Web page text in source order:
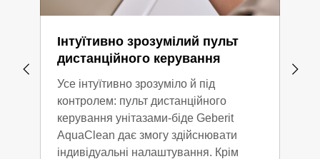
Інтуїтивно зрозумілий пульт
дистанційного керування
Усе інтуїтивно зрозуміло й під
контролем: пульт дистанційного
керування унітазами-біде Geberit
AquaClean дає змогу здійснювати
індивідуальні налаштування. Крім